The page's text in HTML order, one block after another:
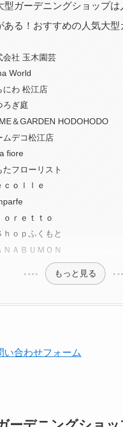
ガーデニングショップは
る！おすすめの人気大
社 玉木園芸
World
わ 松江店
ぎ庭
＆GARDEN HODOHODO
デコ松江店
fiore
フローリスト
ｏｌｌｅ
ｒｅｔｔｏ
ｏｐふくもと
ＡＢＵＭＯＮ
もっと見る
い合わせフォーム